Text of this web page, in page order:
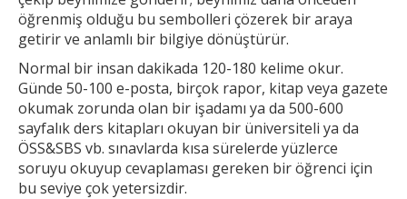
öğrenmiş olduğu bu sembolleri çözerek bir araya
getirir ve anlamlı bir bilgiye dönüştürür.
Normal bir insan dakikada 120-180 kelime okur.
Günde 50-100 e-posta, birçok rapor, kitap veya gazete
okumak zorunda olan bir işadamı ya da 500-600
sayfalık ders kitapları okuyan bir üniversiteli ya da
ÖSS&SBS vb. sınavlarda kısa sürelerde yüzlerce
soruyu okuyup cevaplaması gereken bir öğrenci için
bu seviye çok yetersizdir.